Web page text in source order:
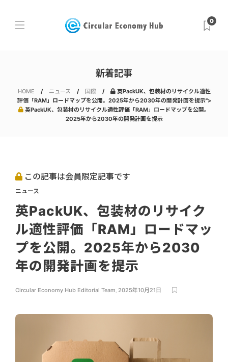
0
新着記事
HOME ニュース 国際
英PackUK、包装材のリサイクル適性
評価「RAM」ロードマップを公開。2025年から2030年の開発計画を提示">
英PackUK、包装材のリサイクル適性評価「RAM」ロードマップを公開。
2025年から2030年の開発計画を提示
この記事は会員限定記事です
ニュース
英PackUK、包装材のリサイク
ル適性評価「RAM」ロードマッ
プを公開。2025年から2030
年の開発計画を提示
Circular Economy Hub Editorial Team, 2025年10月21日